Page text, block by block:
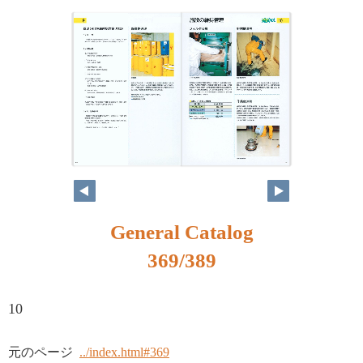
353
352
General Catalog
369/389
10
元のページ ../index.html#369